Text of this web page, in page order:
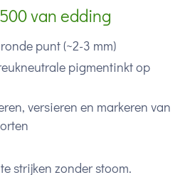
van edding
punt (~2-3 mm)
pigmentinkt op
versieren en markeren van
strijken zonder stoom.